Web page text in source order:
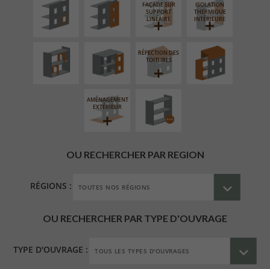
FAÇADE SUR
SUPPORT
LINÉAIRE
ISOLATION
THERMIQUE
INTÉRIEURE
RÉAMÉNAGEMENT
INTÉRIEUR
FERMETURE
LOGGIAS
RÉFECTION DES
TOITURES
SURÉLÉVATION
EXTENSION
AMÉNAGEMENT
EXTÉRIEUR
PROCÉDÉ
PARTICULIER
OU RECHERCHER PAR REGION
RÉGIONS :
OU RECHERCHER PAR TYPE D'OUVRAGE
TYPE D'OUVRAGE :